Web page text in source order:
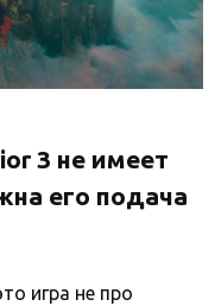
3 не имеет
его подача
игра не про